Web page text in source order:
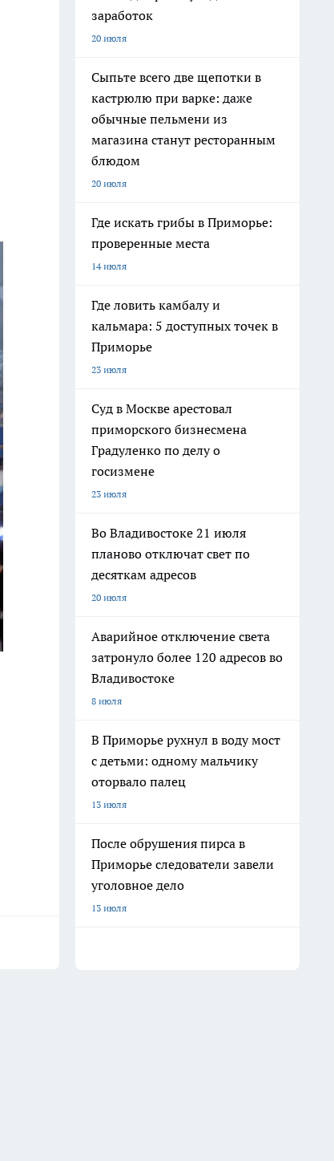
заработок
20 июля
Сыпьте всего две щепотки в
кастрюлю при варке: даже
обычные пельмени из
магазина станут ресторанным
блюдом
20 июля
Где искать грибы в Приморье:
проверенные места
14 июля
Где ловить камбалу и
кальмара: 5 доступных точек в
Приморье
23 июля
Суд в Москве арестовал
приморского бизнесмена
Градуленко по делу о
госизмене
23 июля
Во Владивостоке 21 июля
планово отключат свет по
десяткам адресов
20 июля
Аварийное отключение света
затронуло более 120 адресов во
Владивостоке
8 июля
В Приморье рухнул в воду мост
с детьми: одному мальчику
оторвало палец
13 июля
После обрушения пирса в
Приморье следователи завели
уголовное дело
13 июля